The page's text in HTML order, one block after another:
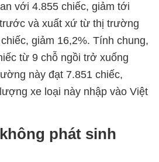
với 4.855 chiếc, giảm tới
và xuất xứ từ thị trường
giảm 16,2%. Tính chung,
từ 9 chỗ ngồi trở xuống
này đạt 7.851 chiếc,
xe loại này nhập vào Việt
phát sinh